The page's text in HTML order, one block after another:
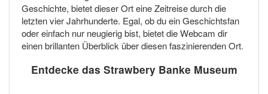
Geschichte, bietet dieser Ort eine Zeitreise durch die
letzten vier Jahrhunderte. Egal, ob du ein Geschichtsfan
oder einfach nur neugierig bist, bietet die Webcam dir
einen brillanten Überblick über diesen faszinierenden Ort.
Entdecke das Strawbery Banke Museum